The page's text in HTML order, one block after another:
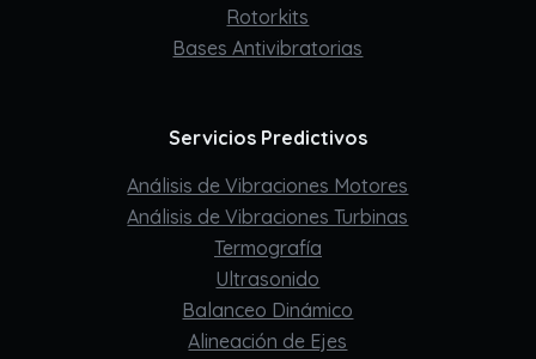
Rotorkits
Bases Antivibratorias
Servicios Predictivos
Análisis de Vibraciones Motores
Análisis de Vibraciones Turbinas
Termografía
Ultrasonido
Balanceo Dinámico
Alineación de Ejes